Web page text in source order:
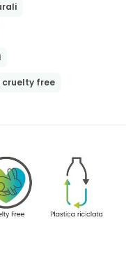
cruelty free